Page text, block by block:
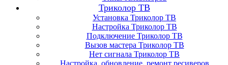
Триколор ТВ
Установка Триколор ТВ
Настройка Триколор ТВ
Подключение Триколор ТВ
Вызов мастера Триколор ТВ
Нет сигнала Триколор ТВ
Настройка, обновление, ремонт ресиверов